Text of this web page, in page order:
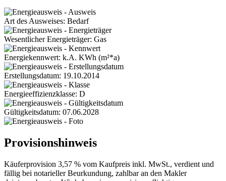
Art des Ausweises: Bedarf
Wesentlicher Energieträger: Gas
Energiekennwert: k.A. KWh (m²*a)
Erstellungsdatum: 19.10.2014
Energieeffizienzklasse: D
Gültigkeitsdatum: 07.06.2028
Provisionshinweis
Käuferprovision 3,57 % vom Kaufpreis inkl. MwSt., verdient und
fällig bei notarieller Beurkundung, zahlbar an den Makler